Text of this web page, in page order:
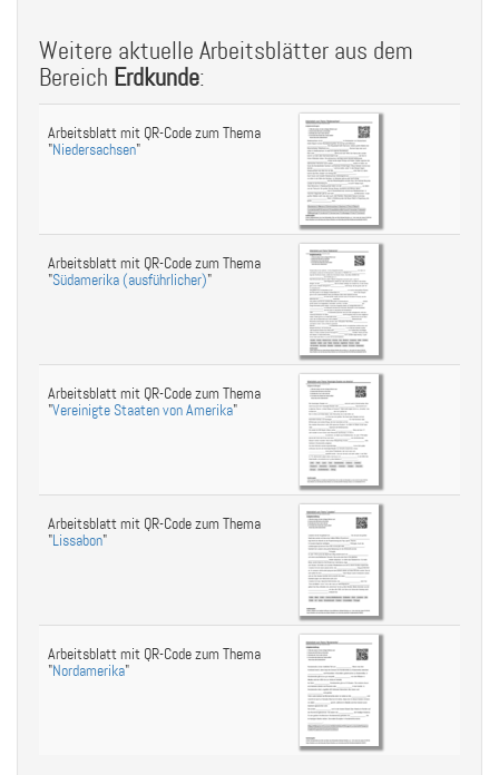
Weitere aktuelle Arbeitsblätter aus dem
Bereich Erdkunde:
Arbeitsblatt mit QR-Code zum Thema
"Niedersachsen"
Arbeitsblatt mit QR-Code zum Thema
"Südamerika (ausführlicher)"
Arbeitsblatt mit QR-Code zum Thema
"Vereinigte Staaten von Amerika"
Arbeitsblatt mit QR-Code zum Thema
"Lissabon"
Arbeitsblatt mit QR-Code zum Thema
"Nordamerika"